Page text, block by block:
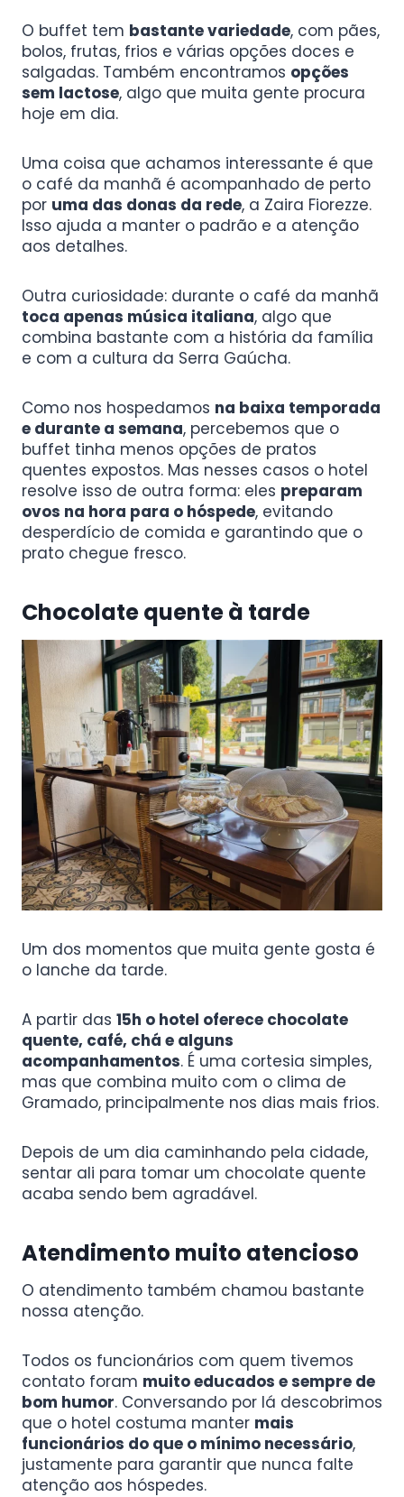
O buffet tem bastante variedade, com pães,
bolos, frutas, frios e várias opções doces e
salgadas. Também encontramos opções
sem lactose, algo que muita gente procura
hoje em dia.
Uma coisa que achamos interessante é que
o café da manhã é acompanhado de perto
por uma das donas da rede, a Zaira Fiorezze.
Isso ajuda a manter o padrão e a atenção
aos detalhes.
Outra curiosidade: durante o café da manhã
toca apenas música italiana, algo que
combina bastante com a história da família
e com a cultura da Serra Gaúcha.
Como nos hospedamos na baixa temporada
e durante a semana, percebemos que o
buffet tinha menos opções de pratos
quentes expostos. Mas nesses casos o hotel
resolve isso de outra forma: eles preparam
ovos na hora para o hóspede, evitando
desperdício de comida e garantindo que o
prato chegue fresco.
Chocolate quente à tarde
Um dos momentos que muita gente gosta é
o lanche da tarde.
A partir das 15h o hotel oferece chocolate
quente, café, chá e alguns
acompanhamentos. É uma cortesia simples,
mas que combina muito com o clima de
Gramado, principalmente nos dias mais frios.
Depois de um dia caminhando pela cidade,
sentar ali para tomar um chocolate quente
acaba sendo bem agradável.
Atendimento muito atencioso
O atendimento também chamou bastante
nossa atenção.
Todos os funcionários com quem tivemos
contato foram muito educados e sempre de
bom humor. Conversando por lá descobrimos
que o hotel costuma manter mais
funcionários do que o mínimo necessário,
justamente para garantir que nunca falte
atenção aos hóspedes.